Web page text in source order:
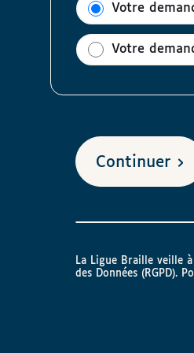
Votre
Votre
Continuer
La Ligue Braille veille
des Données (RGPD).